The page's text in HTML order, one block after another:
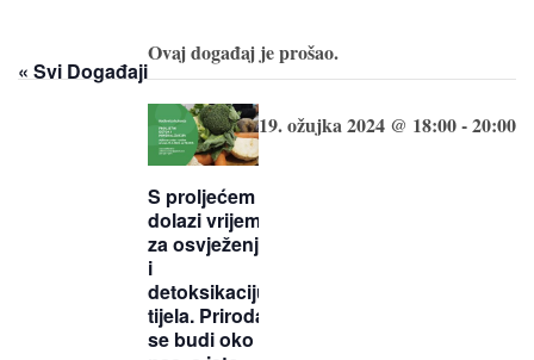
« Svi Događaji
Ovaj događaj je prošao.
19. ožujka 2024 @ 18:00-20:00
S proljećem
dolazi vrijeme
za osvježenje
i
detoksikaciju
tijela. Priroda
se budi oko